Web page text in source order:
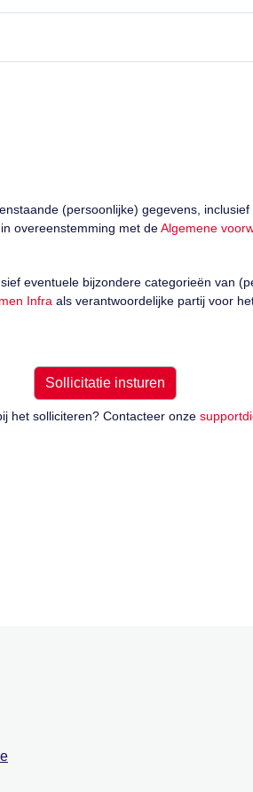
(persoonlijke) gegevens,
overeenstemming met deAlgemene
eventuele bijzondere categorieën van
Infra als verantwoordelijke partij voor
het solliciteren? Contacteer onze